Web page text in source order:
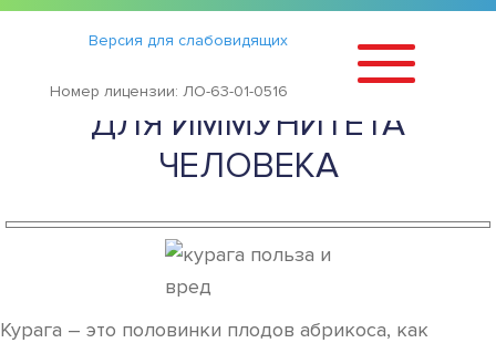
Версия для слабовидящих
Номер лицензии: ЛО-63-01-0516
Статьи ›
КУРАГА — ПОЛЬЗА И ВРЕД
ДЛЯ ИММУНИТЕТА
ЧЕЛОВЕКА
Курага – это половинки плодов абрикоса, как